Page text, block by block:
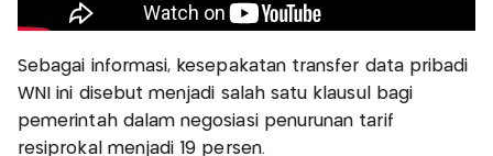
Sebagai informasi, kesepakatan transfer data pribadi
WNI ini disebut menjadi salah satu klausul bagi
pemerintah dalam negosiasi penurunan tarif
resiprokal menjadi 19 persen.